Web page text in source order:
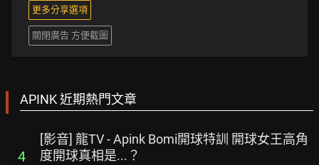
更多分享選項
關閉廣告 方便截圖
APINK 近期熱門文章
4
[影音] 龍TV - Apink Bomi開球特訓 開球女王高角
度開球真相是...？